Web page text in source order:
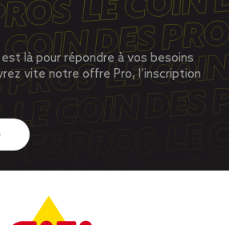
là pour répondre à vos besoins
vite notre offre Pro, l’inscription